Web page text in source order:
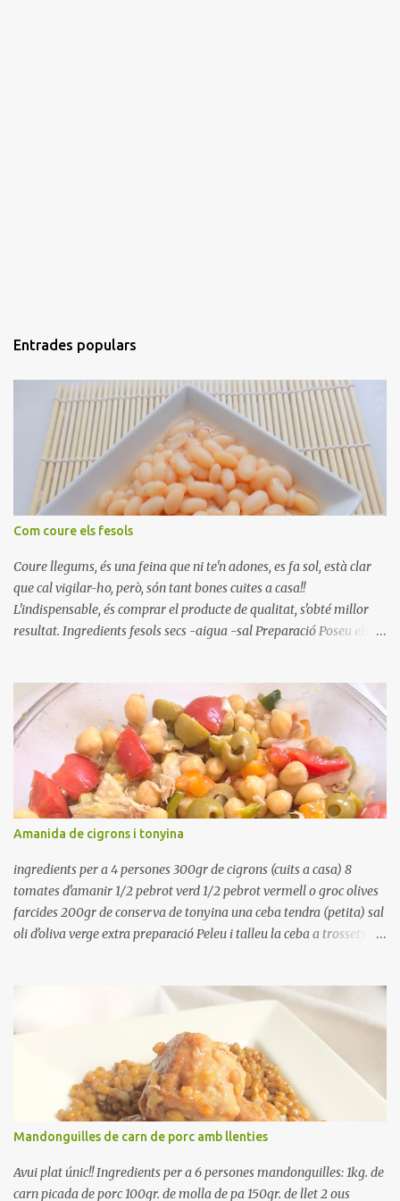
Entrades populars
Com coure els fesols
Coure llegums, és una feina que ni te'n adones, es fa sol, està clar
que cal vigilar-ho, però, són tant bones cuites a casa!!
L'indispensable, és comprar el producte de qualitat, s'obté millor
resultat. Ingredients fesols secs -aigua -sal Preparació Poseu els
quan arrenca el bull, canvieu l'aigua bullint, per aigua freda,
repetiu dues o tres vegades, abaixeu el foc i atureu la ebullició, dues
o tres vegades afegint aigua freda, han de coure a foc baix, quasi
be, sense bullir i sempre sempre, amb l'olla tapada, entre 1 hora i 1
hora i mitja. Saleu 10 minuts abans de retirar del foc. Heu de veure
vosaltres el moment en que ja estan cuites. Anotacions Deixeu
refredar en la mateixa olla. El caldo de coure els fesols, es pot
utilitzar per una crema o sopa. Ingredientes judias -agua -sal
Preparación Ponga las judías a r...
Amanida de cigrons i tonyina
ingredients per a 4 persones 300gr de cigrons (cuits a casa) 8
tomates d'amanir 1/2 pebrot verd 1/2 pebrot vermell o groc olives
farcides 200gr de conserva de tonyina una ceba tendra (petita) sal
oli d'oliva verge extra preparació Peleu i talleu la ceba a trossets i
Renteu les tomates i talleu-les a octaus. Talleu les olives a
rodanxes. Una hora abans de portar a la taula, poseu els cigrons,
ben escorreguts, en un bol, amb la resta d'ingredients: les tomates,
el pebrot, la ceba, (escorreguda), les olives i la tonyina esmicolada.
Amaniu amb sal i oli... bon profit!!
Mandonguilles de carn de porc amb llenties
Avui plat únic!! Ingredients per a 6 persones mandonguilles: 1kg. de
carn picada de porc 100gr. de molla de pa 150gr. de llet 2 ous